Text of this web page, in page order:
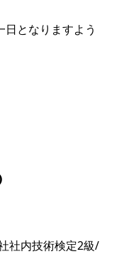
となりますよう
社内技術検定2級/